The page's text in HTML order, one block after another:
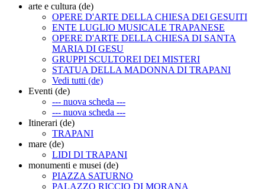
arte e cultura (de)
OPERE D'ARTE DELLA CHIESA DEI GESUITI
ENTE LUGLIO MUSICALE TRAPANESE
OPERE D'ARTE DELLA CHIESA DI SANTA
MARIA DI GESU
GRUPPI SCULTOREI DEI MISTERI
STATUA DELLA MADONNA DI TRAPANI
Vedi tutti (de)
Eventi (de)
--- nuova scheda ---
--- nuova scheda ---
Itinerari (de)
TRAPANI
mare (de)
LIDI DI TRAPANI
monumenti e musei (de)
PIAZZA SATURNO
PALAZZO RICCIO DI MORANA